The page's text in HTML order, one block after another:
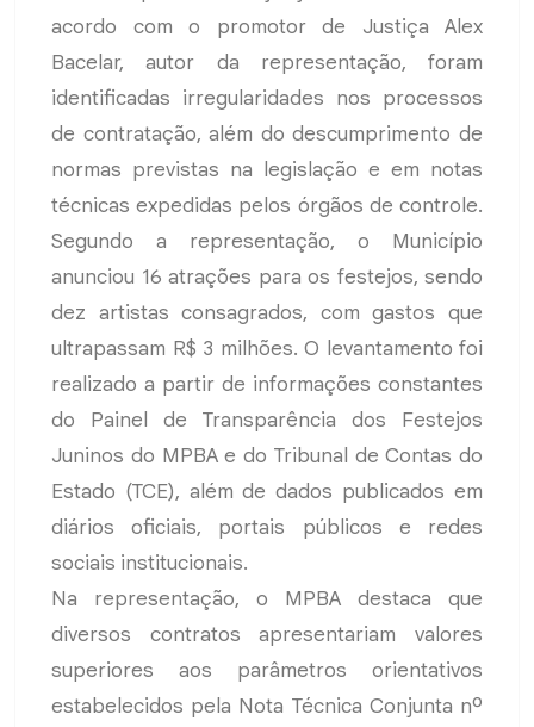
acordo com o promotor de Justiça Alex
Bacelar, autor da representação, foram
identificadas irregularidades nos processos
de contratação, além do descumprimento de
normas previstas na legislação e em notas
técnicas expedidas pelos órgãos de controle.
Segundo a representação, o Município
anunciou 16 atrações para os festejos, sendo
dez artistas consagrados, com gastos que
ultrapassam R$ 3 milhões. O levantamento foi
realizado a partir de informações constantes
do Painel de Transparência dos Festejos
Juninos do MPBA e do Tribunal de Contas do
Estado (TCE), além de dados publicados em
diários oficiais, portais públicos e redes
sociais institucionais.
Na representação, o MPBA destaca que
diversos contratos apresentariam valores
superiores aos parâmetros orientativos
estabelecidos pela Nota Técnica Conjunta nº